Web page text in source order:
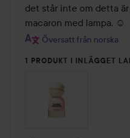
det står inte om detta
macaron med lampa. ☺️
Översatt från norska
1 PRODUKT I INLÄGGET